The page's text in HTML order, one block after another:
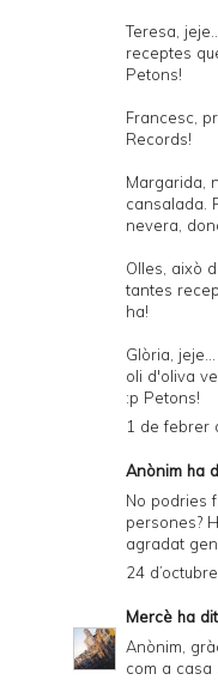
Teresa,
receptes
Petons!
Francesc,
Records!
Margarida,
cansalada.
nevera,
Olles, això
tantes
ha!
Glòria,
oli d'oliva
:p Petons!
1 de febrer
Anònim ha
No podries
persones?
agradat
24
Mercè ha
Anònim,
com a casa